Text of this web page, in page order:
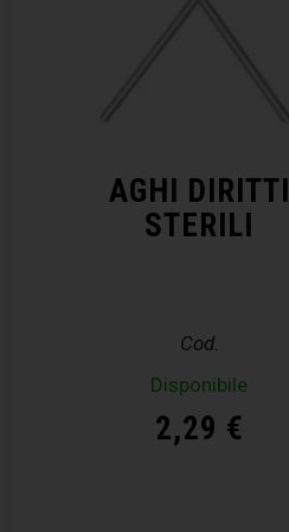
AGHI DIRITTI
STERILI
Cod.
Disponibile
2,29 €